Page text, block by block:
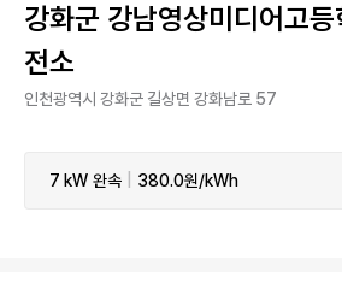
강화군 강남영상미디어고
전소
인천광역시 강화군 길상면 강화남로 57
7 kW 완속 380.0원/kWh